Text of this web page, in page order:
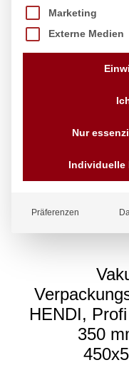
HENDI,
350
Marketing
Externe Medien
Nur
Individuelle
Präferenzen